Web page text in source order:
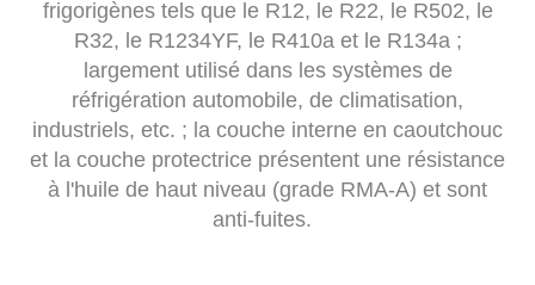
frigorigènes tels que le R12, le R22, le R502, le
R32, le R1234YF, le R410a et le R134a ;
largement utilisé dans les systèmes de
réfrigération automobile, de climatisation,
industriels, etc. ; la couche interne en caoutchouc
et la couche protectrice présentent une résistance
à l'huile de haut niveau (grade RMA-A) et sont
anti-fuites.